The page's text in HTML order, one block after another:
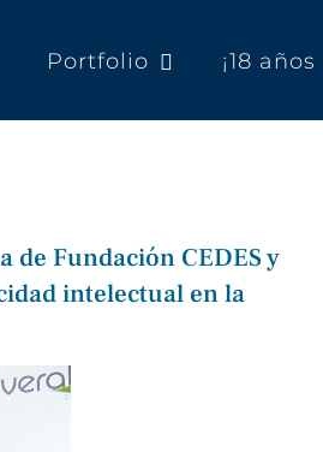
Portfolio ¡18
de Fundación CEDES y
intelectual en la